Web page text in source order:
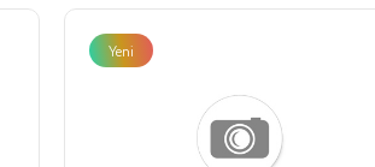
Yeni